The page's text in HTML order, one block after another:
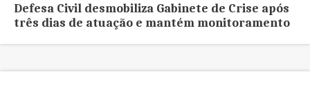
Defesa Civil desmobiliza Gabinete de Crise após
três dias de atuação e mantém monitoramento